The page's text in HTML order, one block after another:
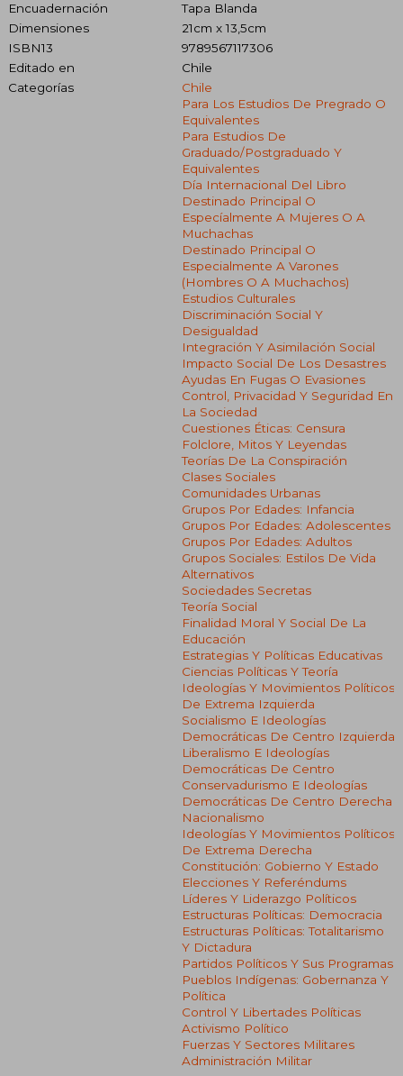
Encuadernación
Tapa Blanda
Dimensiones
21cm x 13,5cm
ISBN13
9789567117306
Editado en
Chile
Categorías
Chile
Para Los Estudios De Pregrado O
Equivalentes
Para Estudios De
Graduado/postgraduado Y
Equivalentes
Día Internacional Del Libro
Destinado Principal O
Especíalmente A Mujeres O A
Muchachas
Destinado Principal O
Especialmente A Varones
(hombres O A Muchachos)
Estudios Culturales
Discriminación Social Y
Desigualdad
Integración Y Asimilación Social
Impacto Social De Los Desastres
Ayudas En Fugas O Evasiones
Control, Privacidad Y Seguridad En
La Sociedad
Cuestiones Éticas: Censura
Folclore, Mitos Y Leyendas
Teorías De La Conspiración
Clases Sociales
Comunidades Urbanas
Grupos Por Edades: Infancia
Grupos Por Edades: Adolescentes
Grupos Por Edades: Adultos
Grupos Sociales: Estilos De Vida
Alternativos
Sociedades Secretas
Teoría Social
Finalidad Moral Y Social De La
Educación
Estrategias Y Políticas Educativas
Ciencias Políticas Y Teoría
Ideologías Y Movimientos Políticos
De Extrema Izquierda
Socialismo E Ideologías
Democráticas De Centro Izquierda
Liberalismo E Ideologías
Democráticas De Centro
Conservadurismo E Ideologías
Democráticas De Centro Derecha
Nacionalismo
Ideologías Y Movimientos Políticos
De Extrema Derecha
Constitución: Gobierno Y Estado
Elecciones Y Referéndums
Líderes Y Liderazgo Políticos
Estructuras Políticas: Democracia
Estructuras Políticas: Totalitarismo
Y Dictadura
Partidos Políticos Y Sus Programas
Pueblos Indígenas: Gobernanza Y
Política
Control Y Libertades Políticas
Activismo Político
Fuerzas Y Sectores Militares
Administración Militar